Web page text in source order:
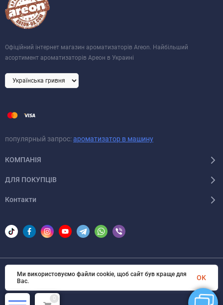
Офіційний інтернет магазин ароматизаторів Areon. Найбільший
асортимент ароматизаторів Ареон в Украині
популярный запрос:ароматизатор в машину
КОМПАНІЯ
ДЛЯ ПОКУПЦІВ
Контакти
© 2026 Areon-ua. Всі права захищені
0
Ми використовуємо файли cookie, щоб сайт був краще для
Вас.
OK